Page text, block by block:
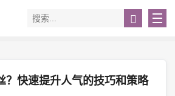
？快速提升人气的技巧和策略